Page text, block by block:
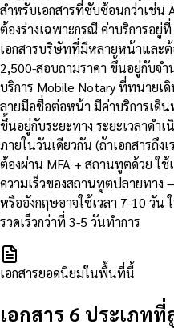
สำหรับเอกสารที่ซับซ้อนกว่าเช่
ต้องร่างเฉพาะกรณี ค่าบริการอยู่
เอกสารบริษัทที่มีหลายหน้าและ
2,500-สอบถามราคา ขึ้นอยู่กับจ
บริการ Mobile Notary ที่ทนายเ
ลายมือชื่อต่อหน้า มีค่าบริการเดิ
ขึ้นอยู่กับระยะทาง ระยะเวลาดำ
ภายในวันเดียวกัน (ถ้าเอกสารถึง
ต้องผ่าน MFA + สถานทูตด้วย ใ
ความเร็วของสถานทูตปลายทาง
หรืออังกฤษอาจใช้เวลา 7-10
รวดเร็วกว่าที่ 3-5 วันทำการ
เอกสารยอดนิยมในพื้นที่นี้
เอกสาร 6 ประเภท